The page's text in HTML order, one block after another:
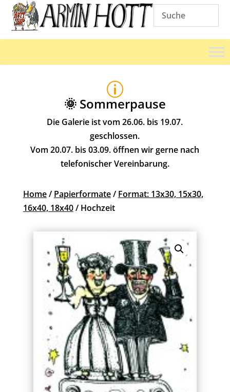
p
🌞 Sommerpause
Die Galerie ist vom 26.06. bis 19.07.
geschlossen.
Vom 20.07. bis 03.09. öffnen wir gerne nach
telefonischer Vereinbarung.
Home/ Papierformate/ Format: 13x30, 15x30,
16x40, 18x40/ Hochzeit